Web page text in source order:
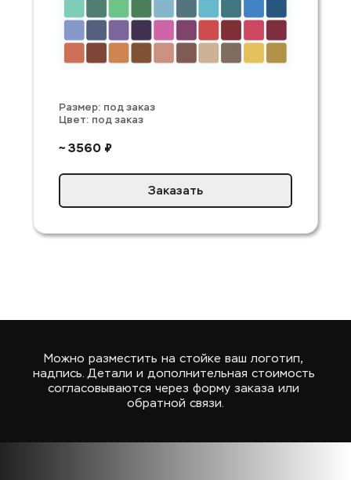
Размер: под заказ
Цвет: под заказ
~ 3560 ₽
Заказать
Можно разместить на стойке ваш логотип,
надпись. Детали и дополнительная стоимость
согласовываются через форму заказа или
обратной связи.